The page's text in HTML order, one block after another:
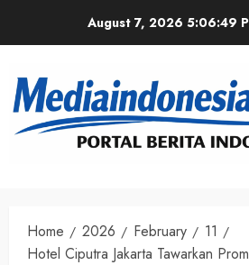
August 7, 2026 5:06:49
Home 2026 February
11
Hotel Ciputra Jakarta Tawarkan